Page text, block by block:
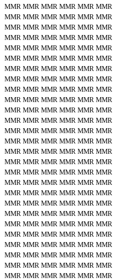
MMR MMR MMR MMR MMR MMR
MMR MMR MMR MMR MMR MMR
MMR MMR MMR MMR MMR MMR
MMR MMR MMR MMR MMR MMR
MMR MMR MMR MMR MMR MMR
MMR MMR MMR MMR MMR MMR
MMR MMR MMR MMR MMR MMR
MMR MMR MMR MMR MMR MMR
MMR MMR MMR MMR MMR MMR
MMR MMR MMR MMR MMR MMR
MMR MMR MMR MMR MMR MMR
MMR MMR MMR MMR MMR MMR
MMR MMR MMR MMR MMR MMR
MMR MMR MMR MMR MMR MMR
MMR MMR MMR MMR MMR MMR
MMR MMR MMR MMR MMR MMR
MMR MMR MMR MMR MMR MMR
MMR MMR MMR MMR MMR MMR
MMR MMR MMR MMR MMR MMR
MMR MMR MMR MMR MMR MMR
MMR MMR MMR MMR MMR MMR
MMR MMR MMR MMR MMR MMR
MMR MMR MMR MMR MMR MMR
MMR MMR MMR MMR MMR MMR
MMR MMR MMR MMR MMR MMR
MMR MMR MMR MMR MMR MMR
MMR MMR MMR MMR MMR MMR